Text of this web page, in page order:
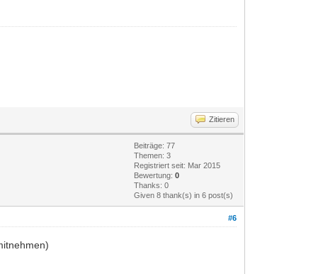
Zitieren
Beiträge: 77
Themen: 3
Registriert seit: Mar 2015
Bewertung:0
Thanks: 0
Given 8 thank(s) in 6 post(s)
#6